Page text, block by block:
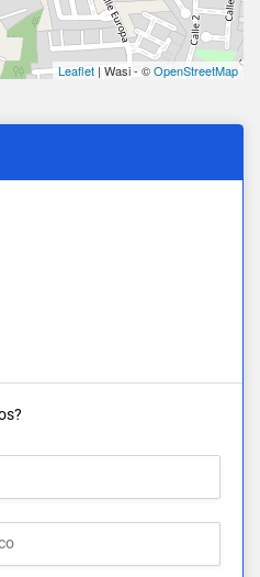
Leaflet | Wasi - ©OpenStreetMap